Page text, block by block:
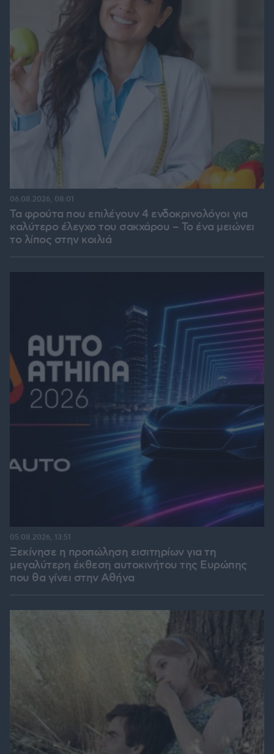
Τα φρούτα που επιλέγουν 4 ενδοκρινολόγοι για
καλύτερο έλεγχο του σακχάρου – Το ένα μειώνει
το λίπος στην κοιλιά
06.08.2026, 08:01
Ξεκίνησε η προπώληση εισιτηρίων για τη
μεγαλύτερη έκθεση αυτοκινήτου της Ευρώπης
που θα γίνει στην Αθήνα
05.08.2026, 13:51